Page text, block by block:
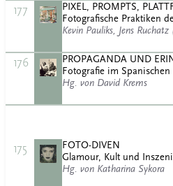
177
PIXEL, PROMPTS,
Fotografische Praktiken
Kevin Pauliks, Jens
176
PROPAGANDA UND
Fotografie im
Hg. von David Krems
175
FOTO-DIVEN
Glamour, Kult und
Hg. von Katharina Sykora